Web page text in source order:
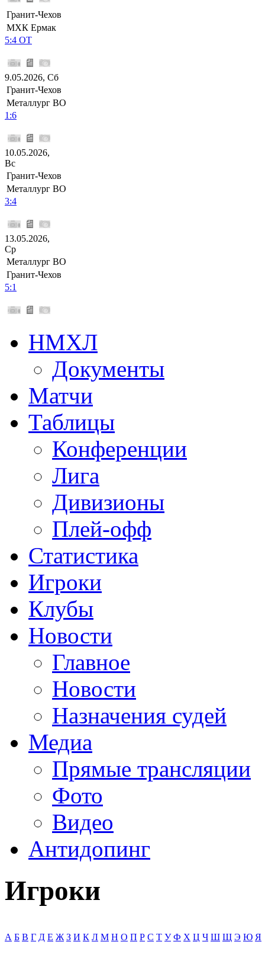
Гранит-Чехов
МХК Ермак
5:4 ОТ
9.05.2026, Сб
Гранит-Чехов
Металлург ВО
1:6
10.05.2026,
Вс
Гранит-Чехов
Металлург ВО
3:4
13.05.2026,
Ср
Металлург ВО
Гранит-Чехов
5:1
НМХЛ
Документы
Матчи
Таблицы
Конференции
Лига
Дивизионы
Плей-офф
Статистика
Игроки
Клубы
Новости
Главное
Новости
Назначения судей
Медиа
Прямые трансляции
Фото
Видео
Антидопинг
Игроки
А Б В Г Д Е Ж З И К Л М Н О П Р С Т У Ф Х Ц Ч Ш Щ Э Ю Я